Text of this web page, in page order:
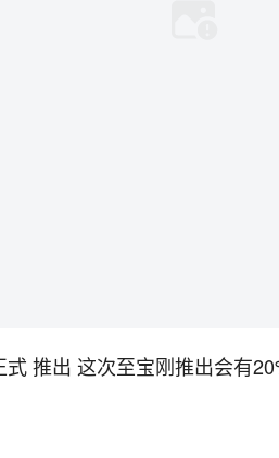
推出 这次至宝刚推出会有